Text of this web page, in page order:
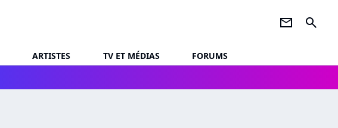
newsletter search
ARTISTES TV ET MÉDIAS
FORUMS